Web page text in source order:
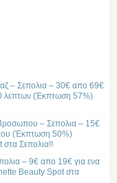
– Σεπολια – 30€ απο 69€
λεπτων (Έκπτωση 57%)
– Σεπολια – 15€
(Έκπτωση 50%)
Σεπολια!!
– 9€ απο 19€ για ενα
Beauty Spot στα